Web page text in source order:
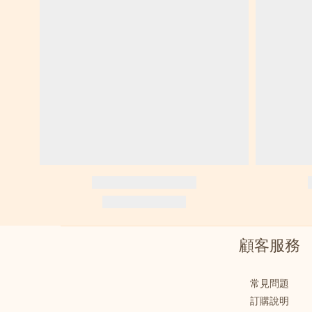
顧客服務
常見問題
訂購說明